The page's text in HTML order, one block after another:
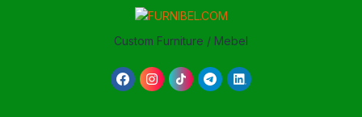
Custom Furniture / Mebel